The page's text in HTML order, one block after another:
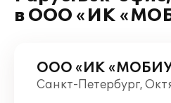
в ООО «ИК
ООО «ИК
Санкт-Петербург,